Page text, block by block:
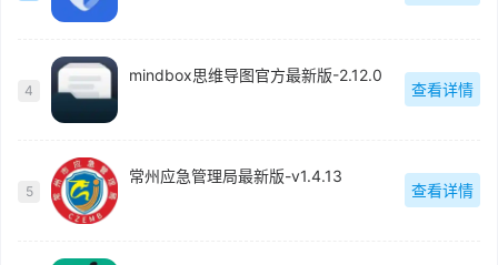
4
mindbox思维导图官方最新版-2.12.0
查看详情
5
常州应急管理局最新版-v1.4.13
查看详情